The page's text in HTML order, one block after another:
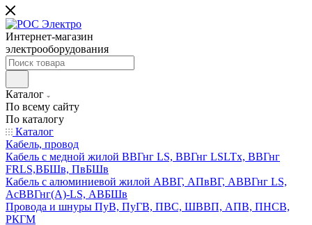
Интернет-магазин
электрооборудования
Каталог
По всему сайту
По каталогу
Каталог
Кабель, провод
Кабель с медной жилой ВВГнг LS, ВВГнг LSLTx, ВВГнг
FRLS,ВБШв, ПвБШв
Кабель с алюминиевой жилой АВВГ, АПвВГ, АВВГнг LS,
АсВВГнг(А)-LS, АВБШв
Провода и шнуры ПуВ, ПуГВ, ПВС, ШВВП, АПВ, ПНСВ,
РКГМ